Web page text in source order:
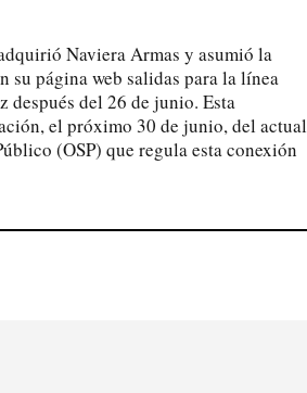
Naviera Armas y asumió la
su página web salidas para la línea
después del 26 de junio. Esta
el próximo 30 de junio, del actual
(OSP) que regula esta conexión